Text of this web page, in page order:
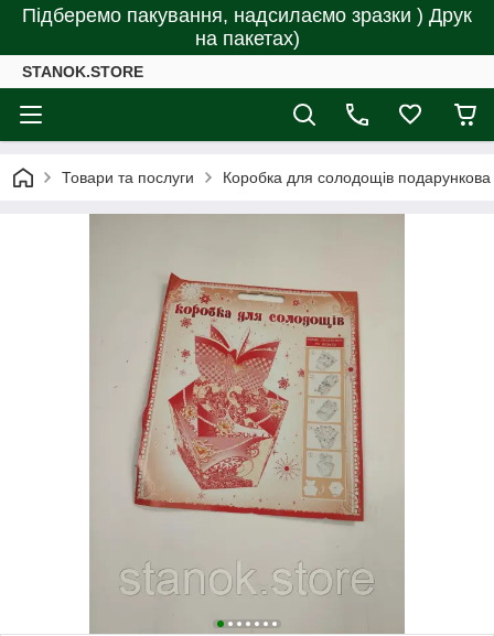
Підберемо пакування, надсилаємо зразки ) Друк
на пакетах)
STANOK.STORE
Товари та послуги Коробка для солодощів подарункова